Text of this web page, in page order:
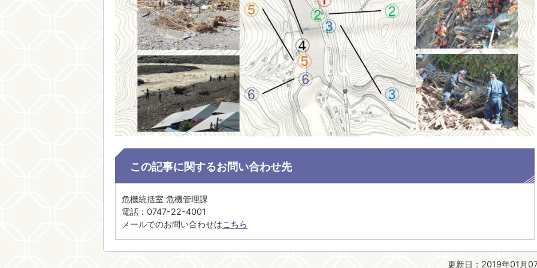
この記事に関するお問い合わせ先
危機統括室 危機管理課
電話：0747-22-4001
メールでのお問い合わせはこちら
更新日：2019年01月